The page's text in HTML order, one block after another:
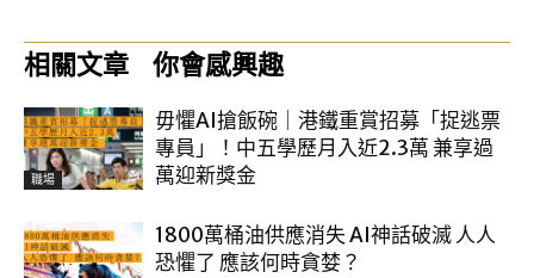
相關文章 你會感興趣
職場
毋懼AI搶飯碗｜港鐵重賞招募「捉逃票
專員」！中五學歷月入近2.3萬 兼享過
萬迎新獎金
1800萬桶油供應消失 AI神話破滅 人人
恐懼了 應該何時貪婪？